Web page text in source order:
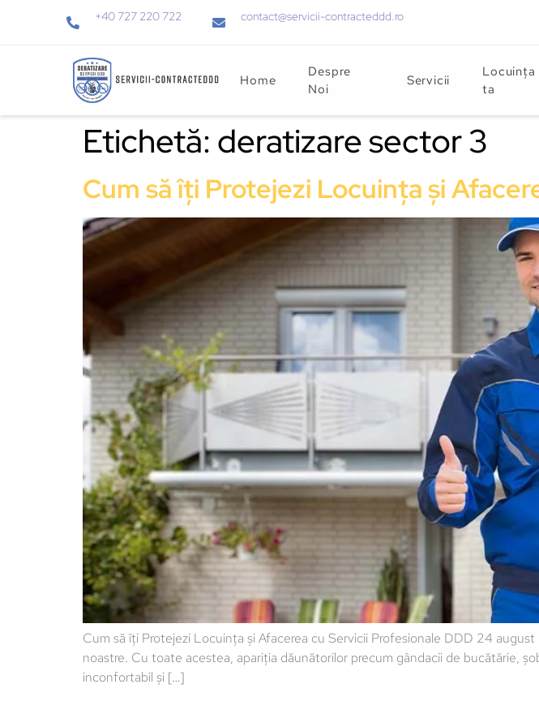
+40 727 220 722 contact@servicii-contracteddd.ro
Home
Despre
Noi
Servicii
Locuința
ta
Etichetă: deratizare sector 3
Cum să îți Protejezi Locuința și
Cum să îți Protejezi Locuința și Afacerea cu Servicii Profesionale DDD 24
noastre. Cu toate acestea, apariția dăunătorilor precum gândacii de bucătărie,
inconfortabil și […]